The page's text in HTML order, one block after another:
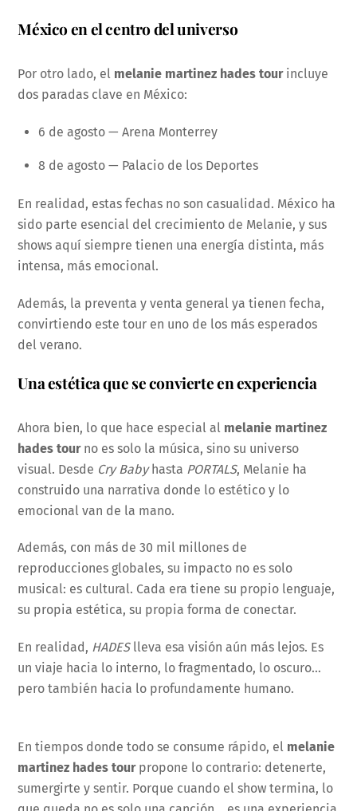
México en el centro del universo
Por otro lado, el melanie martinez hades tourincluye
dos paradas clave en México:
6 de agosto — Arena Monterrey
8 de agosto — Palacio de los Deportes
En realidad, estas fechas no son casualidad. México ha
sido parte esencial del crecimiento de Melanie, y sus
shows aquí siempre tienen una energía distinta, más
intensa, más emocional.
Además, la preventa y venta general ya tienen fecha,
convirtiendo este tour en uno de los más esperados
del verano.
Una estética que se convierte en experiencia
Ahora bien, lo que hace especial al melanie martinez
hades tourno es solo la música, sino su universo
visual. Desde Cry Babyhasta PORTALS, Melanie ha
construido una narrativa donde lo estético y lo
emocional van de la mano.
Además, con más de 30 mil millones de
reproducciones globales, su impacto no es solo
musical: es cultural. Cada era tiene su propio lenguaje,
su propia estética, su propia forma de conectar.
En realidad, HADESlleva esa visión aún más lejos. Es
un viaje hacia lo interno, lo fragmentado, lo oscuro…
pero también hacia lo profundamente humano.
En tiempos donde todo se consume rápido, el melanie
martinez hades tourpropone lo contrario: detenerte,
sumergirte y sentir. Porque cuando el show termina, lo